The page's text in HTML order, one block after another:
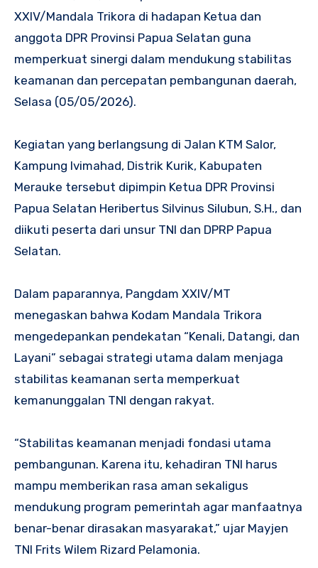
XXIV/Mandala Trikora di hadapan Ketua dan
anggota DPR Provinsi Papua Selatan guna
memperkuat sinergi dalam mendukung stabilitas
keamanan dan percepatan pembangunan daerah,
Selasa (05/05/2026).
Kegiatan yang berlangsung di Jalan KTM Salor,
Kampung Ivimahad, Distrik Kurik, Kabupaten
Merauke tersebut dipimpin Ketua DPR Provinsi
Papua Selatan Heribertus Silvinus Silubun, S.H., dan
diikuti peserta dari unsur TNI dan DPRP Papua
Selatan.
Dalam paparannya, Pangdam XXIV/MT
menegaskan bahwa Kodam Mandala Trikora
mengedepankan pendekatan “Kenali, Datangi, dan
Layani” sebagai strategi utama dalam menjaga
stabilitas keamanan serta memperkuat
kemanunggalan TNI dengan rakyat.
“Stabilitas keamanan menjadi fondasi utama
pembangunan. Karena itu, kehadiran TNI harus
mampu memberikan rasa aman sekaligus
mendukung program pemerintah agar manfaatnya
benar-benar dirasakan masyarakat,” ujar Mayjen
TNI Frits Wilem Rizard Pelamonia.